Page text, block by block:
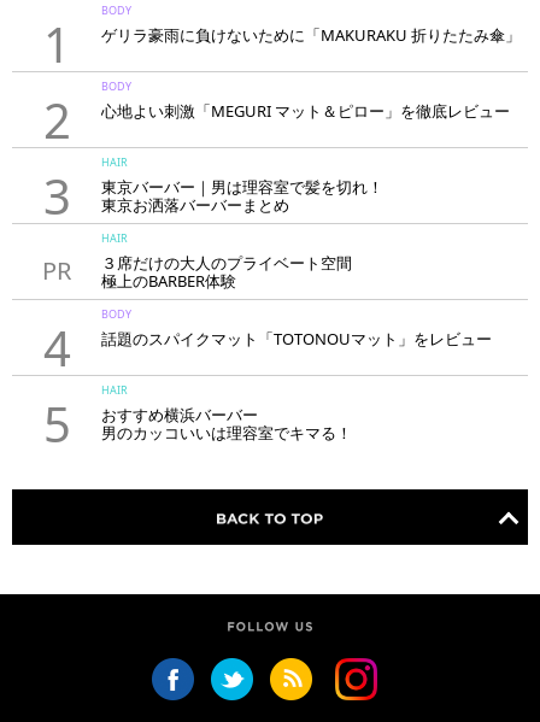
1
BODY
ゲリラ豪雨に負けないために「MAKURAKU 折りたたみ傘」
2
BODY
心地よい刺激「MEGURI マット＆ピロー」を徹底レビュー
3
HAIR
東京バーバー｜男は理容室で髪を切れ！
東京お洒落バーバーまとめ
PR
HAIR
３席だけの大人のプライベート空間
極上のBARBER体験
「LAVIE NEW STANDARD BARBER HANARE新宿店」
4
BODY
話題のスパイクマット「TOTONOUマット」をレビュー
5
HAIR
おすすめ横浜バーバー
男のカッコいいは理容室でキマる！